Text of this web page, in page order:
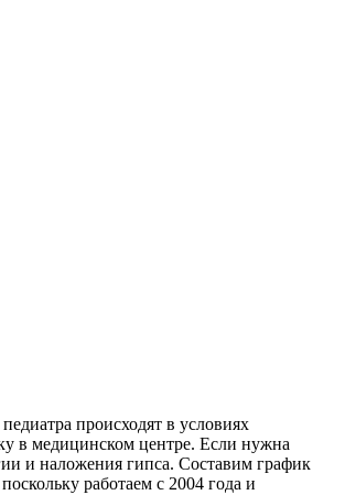
происходят в условиях
в медицинском центре. Если нужна
и наложения гипса. Составим график
работаем с 2004 года и